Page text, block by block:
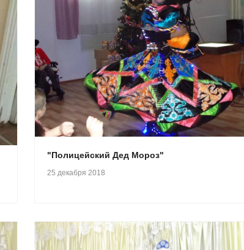
"Полицейский Дед Мороз"
25 декабря 2018